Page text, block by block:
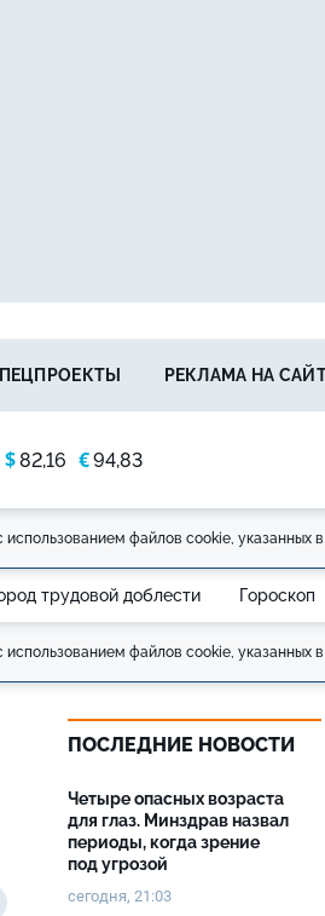
$82,16 €94,83
РЕКЛАМА НА
использованием файлов cookie, указанных
трудовой доблести Гороскоп
использованием файлов cookie, указанных
ПОСЛЕДНИЕ НОВОСТИ
Четыре опасных возраста
для глаз. Минздрав назвал
периоды, когда зрение
под угрозой
сегодня, 21:03